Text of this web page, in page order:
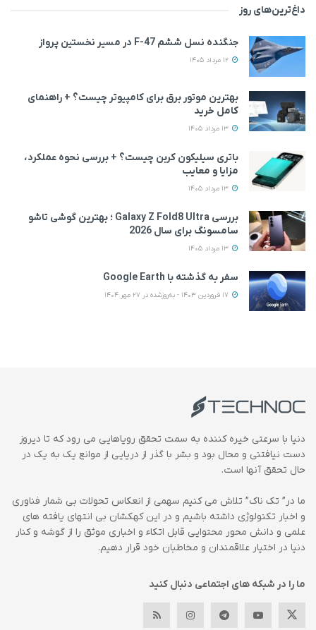
داغ‌ترین‌های روز
جنگنده نسل ششم F-47 در مسیر نخستین پرواز
بهترین موتور برق برای کامپیوتر چیست؟ + راهنمای
کامل خرید
باتری سیلیکون کربن چیست؟ + بررسی نحوه عملکرد،
مزایا و معایب
بررسی Galaxy Z Fold8 Ultra ؛ بهترین گوشی تاشو
سامسونگ برای سال 2026
سفر به گذشته با Google Earth
دنیا با سرعتی خیره کننده به سمت تحقق رویاهایی می رود که تا دیروز
دست نیافتنی و محال بود و بشر با گذر از دریایی از موانع یک به یک در
حال تحقق آنها است.
ما در” تک ناک” تلاش می کنیم سهمی از انعکاس تحولات بی شمار فناوری
و اخبار تکنولوژی داشته باشیم و در این کهکشان بی انتهای یافته های
علمی و دانش محور محتوایی قابل اتکاء و اخباری موثق را از گوشه و کنار
دنیا در اختیار علاقمندان و مخاطبان خود قرار دهیم.
ما را در شبکه های اجتماعی دنبال کنید